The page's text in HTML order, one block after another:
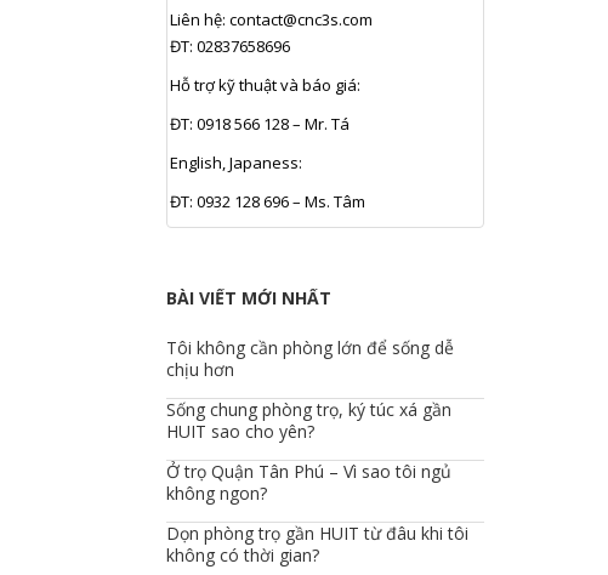
Liên hệ:contact@cnc3s.com
ĐT: 02837658696
Hỗ trợ kỹ thuật và báo giá:
ĐT: 0918 566 128 – Mr. Tá
English, Japaness:
ĐT: 0932 128 696 – Ms. Tâm
BÀI VIẾT MỚI NHẤT
Tôi không cần phòng lớn để sống dễ
chịu hơn
Sống chung phòng trọ, ký túc xá gần
HUIT sao cho yên?
Ở trọ Quận Tân Phú – Vì sao tôi ngủ
không ngon?
Dọn phòng trọ gần HUIT từ đâu khi tôi
không có thời gian?